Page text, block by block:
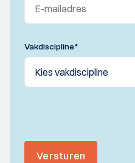
Vakdiscipline*
Versturen